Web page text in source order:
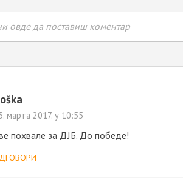
овде да поставиш коментар
марта 2017. у 10:55
похвале за ДЈБ. До победе!